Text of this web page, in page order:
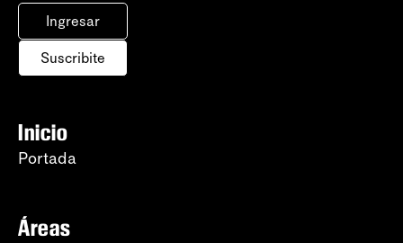
Ingresar
Suscribite
Inicio
Portada
Áreas